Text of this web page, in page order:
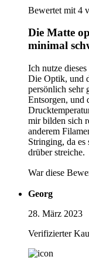
Bewertet mit 4
Die Matte
minimal
Ich nutze
Die Optik, und
persönlich sehr
Entsorgen, und
mir bilden sich
anderem
Stringing, da
drüber streiche.
War diese
Georg
28. März 2023
Verifizierter